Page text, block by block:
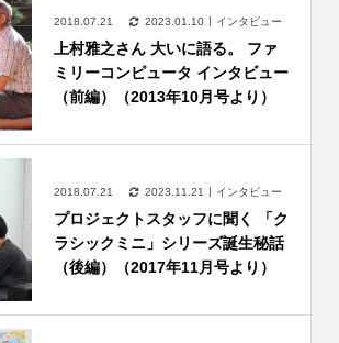
2018.07.21 2023.01.10 インタビュー
上村雅之さん 大いに語る。 ファ
ミリーコンピュータ インタビュー
（前編）（2013年10月号より）
2018.07.21 2023.11.21 インタビュー
プロジェクトスタッフに聞く 「ク
ラシックミニ」シリーズ誕生秘話
（後編）（2017年11月号より）